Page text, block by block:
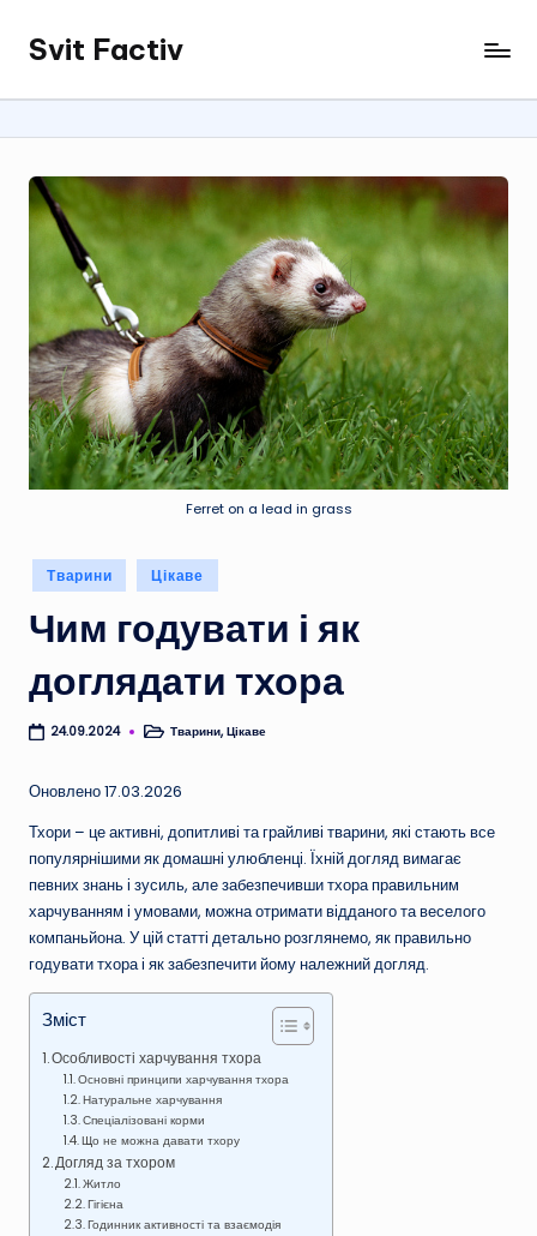
Перейти
вмісту
Svit Factiv
Ferret on a lead in grass
Опубліковано
у
Тварини Цікаве
Чим годувати і як
доглядати тхора
24.09.2024
Опубліковано
Тварини,Цікаве
Оновлено 17.03.2026
Тхори – це активні, допитливі та грайливі тварини, які стають все
популярнішими як домашні улюбленці. Їхній догляд вимагає
певних знань і зусиль, але забезпечивши тхора правильним
харчуванням і умовами, можна отримати відданого та веселого
компаньйона. У цій статті детально розглянемо, як правильно
годувати тхора і як забезпечити йому належний догляд.
Зміст
Особливості харчування тхора
Основні принципи харчування тхора
Натуральне харчування
Спеціалізовані корми
Що не можна давати тхору
Догляд за тхором
Житло
Гігієна
Годинник активності та взаємодія